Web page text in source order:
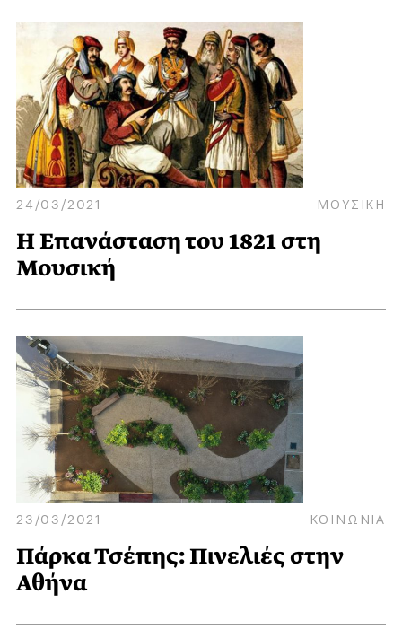
24/03/2021 ΜΟΥΣΙΚΗ
Η Επανάσταση του 1821 στη
Μουσική
23/03/2021 ΚΟΙΝΩΝΙΑ
Πάρκα Τσέπης: Πινελιές στην
Αθήνα